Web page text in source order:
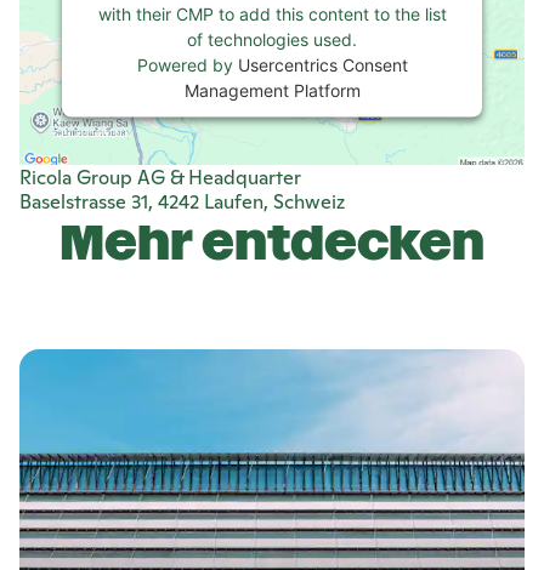
with their CMP to add this content to the list
of technologies used.
Powered by Usercentrics Consent
Management Platform
Ricola Group AG & Headquarter
Baselstrasse 31, 4242 Laufen, Schweiz
Mehr entdecken
M
e
r
f
a
h